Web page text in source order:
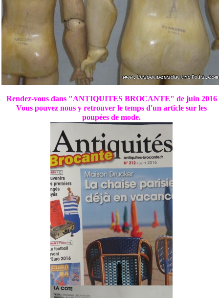
Rendez-vous dans "ANTIQUITES BROCANTE" de juin 2016
Vous pouvez nous y retrouver le temps d'un article sur les
poupées de mode.